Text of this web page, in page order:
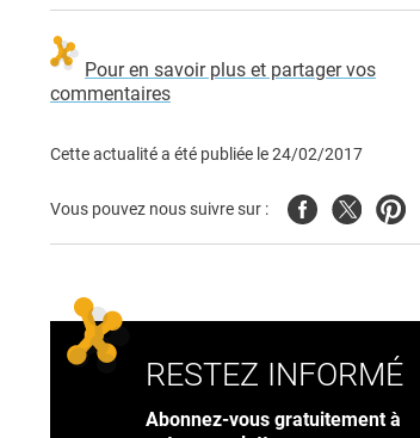
Pour en savoir plus et partager vos
commentaires
Cette actualité a été publiée le24/02/2017
Vous pouvez nous suivre sur : FacebookTwitter
RESTEZ INFORMÉ
Abonnez-vous gratuitement à